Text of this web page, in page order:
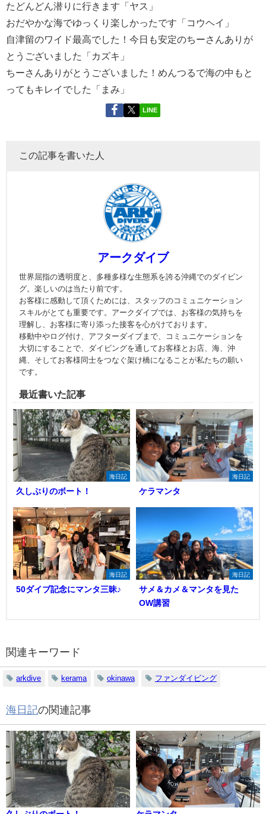
たどんどん潜りに行きます「ヤス」
おだやかな海でゆっくり楽しかったです「コウヘイ」
自津留のワイド最高でした！今日も安定のちーさんありが
とうございました「カズキ」
ちーさんありがとうございました！めんつるで海の中もと
ってもキレイでした「まみ」
LINE
この記事を書いた人
アークダイブ
世界屈指の透明度と、多種多様な生態系を誇る沖縄でのダイビン
グ。楽しいのは当たり前です。
お客様に感動して頂くためには、スタッフのコミュニケーション
スキルがとても重要です。アークダイブでは、お客様の気持ちを
理解し、お客様に寄り添った接客を心がけております。
移動中やログ付け、アフターダイブまで、コミュニケーションを
大切にすることで、ダイビングを通してお客様とお店、海、沖
縄、そしてお客様同士をつなぐ架け橋になることが私たちの願い
です。
最近書いた記事
海日記
久しぶりのボート！
海日記
ケラマンタ
海日記
50ダイブ記念にマンタ三昧♪
海日記
サメ＆カメ＆マンタを見た
OW講習
関連キーワード
arkdive kerama okinawa ファンダイビング
海日記の関連記事